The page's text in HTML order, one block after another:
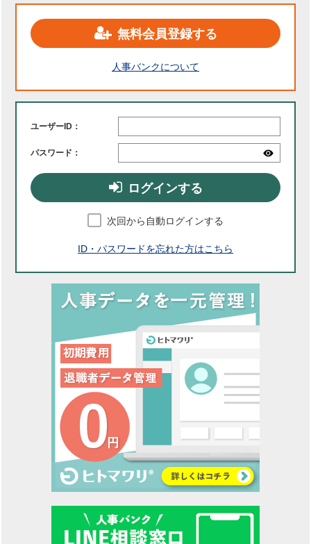
無料会員登録する
人事バンクについて
ユーザーID：
パスワード：
ログインする
次回から自動ログインする
ID・パスワードを忘れた方はこちら